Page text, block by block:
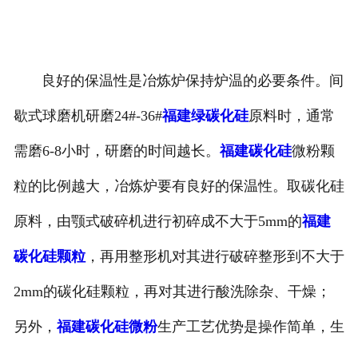
良好的保温性是冶炼炉保持炉温的必要条件。间
歇式球磨机研磨24#-36#福建绿碳化硅原料时，通常
需磨6-8小时，研磨的时间越长。 福建碳化硅微粉颗
粒的比例越大，冶炼炉要有良好的保温性。取碳化硅
原料，由颚式破碎机进行初碎成不大于5mm的福建
碳化硅颗粒，再用整形机对其进行破碎整形到不大于
2mm的碳化硅颗粒，再对其进行酸洗除杂、干燥；
另外， 福建碳化硅微粉生产工艺优势是操作简单，生